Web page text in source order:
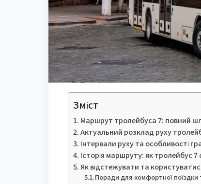
Зміст
Маршрут тролейбуса 7: повний
Актуальний розклад руху
Інтервали руху та особливості
Історія маршруту: як тролейбус
Як відстежувати та
Поради для комфортної